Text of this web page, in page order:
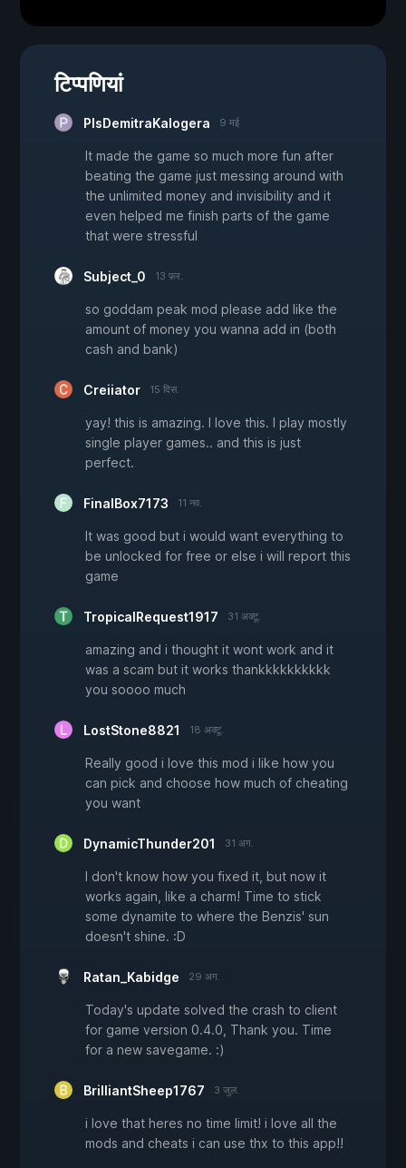
टिप्पणियां
PlsDemitraKalogera 9 मई
It made the game so much more fun after
beating the game just messing around with
the unlimited money and invisibility and it
even helped me finish parts of the game
that were stressful
Subject_0 13 फ़र.
so goddam peak mod please add like the
amount of money you wanna add in (both
cash and bank)
Creiiator 15 दिस.
yay! this is amazing. I love this. I play mostly
single player games.. and this is just
perfect.
FinalBox7173 11 नव.
It was good but i would want everything to
be unlocked for free or else i will report this
game
TropicalRequest1917 31 अक्टू.
amazing and i thought it wont work and it
was a scam but it works thankkkkkkkkkk
you soooo much
LostStone8821 18 अक्टू.
Really good i love this mod i like how you
can pick and choose how much of cheating
you want
DynamicThunder201 31 अग.
I don't know how you fixed it, but now it
works again, like a charm! Time to stick
some dynamite to where the Benzis' sun
doesn't shine. :D
Ratan_Kabidge 29 अग.
Today's update solved the crash to client
for game version 0.4.0, Thank you. Time
for a new savegame. :)
BrilliantSheep1767 3 जुल.
i love that heres no time limit! i love all the
mods and cheats i can use thx to this app!!